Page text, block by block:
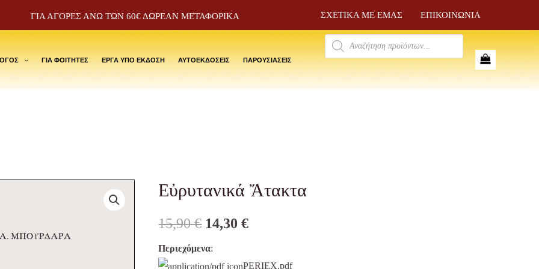
ΓΙΑ ΑΓΟΡΕΣ ΑΝΩ ΤΩΝ 60€ ΔΩΡΕΑΝ ΜΕΤΑΦΟΡΙΚΑ ΣΧΕΤΙΚΑ ΜΕ ΕΜΑΣ ΕΠΙΚΟΙΝΩΝΙΑ
ΓΙΑ ΦΟΙΤΗΤΕΣ ΕΡΓΑ ΥΠΟ ΕΚΔΟΣΗ ΑΥΤΟΕΚΔΟΣΕΙΣ ΠΑΡΟΥΣΙΑΣΕΙΣ
Products
search
Εὐρυτανικά Ἄτακτα
15,90€
Original
price
was:
14,30€
Current
price
Περιεχόμενα:
PERIEX.pdf
Εὐρυτανικά
quantity